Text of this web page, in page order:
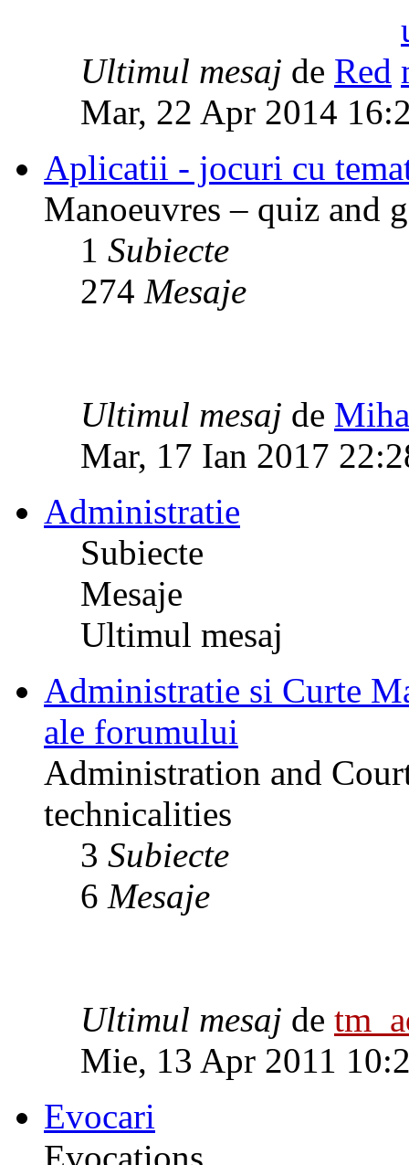
Ultimul mesaj de Red
Mar, 22 Apr 2014
Aplicatii - jocuri cu
Manoeuvres – quiz and
1 Subiecte
274 Mesaje
Ultimul mesaj de
Mar, 17 Ian 2017
Administratie
Subiecte
Mesaje
Ultimul mesaj
Administratie si Curte
ale forumului
Administration and
technicalities
3 Subiecte
6 Mesaje
Ultimul mesaj de
Mie, 13 Apr 2011
Evocari